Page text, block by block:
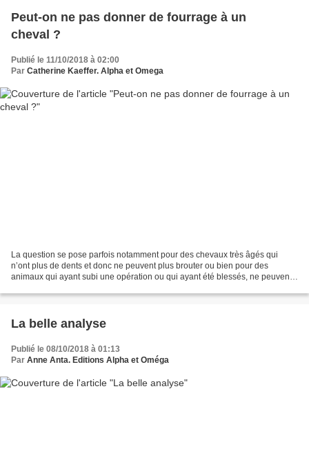
Peut-on ne pas donner de fourrage à un
cheval ?
Publié le 11/10/2018 à 02:00
Par Catherine Kaeffer. Alpha et Omega
La question se pose parfois notamment pour des chevaux très âgés qui
n’ont plus de dents et donc ne peuvent plus brouter ou bien pour des
animaux qui ayant subi une opération ou qui ayant été blessés, ne peuvent
La belle analyse
Publié le 08/10/2018 à 01:13
Par Anne Anta. Editions Alpha et Oméga